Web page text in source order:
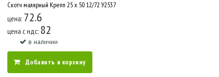
Скотч малярный Крепп 25 x 50 12/72 У2537
цена: 72.6
цена c ндс: 82
в наличии
Добавить в корзину